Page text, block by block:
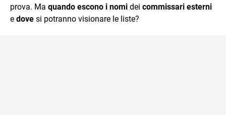
prova. Ma quando escono i nomi dei commissari esterni
e dove si potranno visionare le liste?